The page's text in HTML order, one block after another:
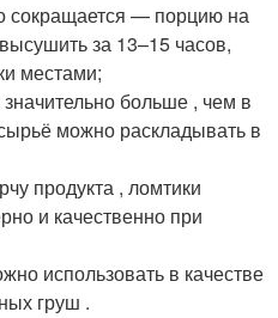
сокращается — порцию на
за 13–15 часов,
местами;
больше , чем в
можно раскладывать в
продукта , ломтики
и качественно при
использовать в качестве
груш .